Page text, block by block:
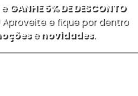
e GANHE 5% DE DESCONTO
e fique por dentro
enovidades.